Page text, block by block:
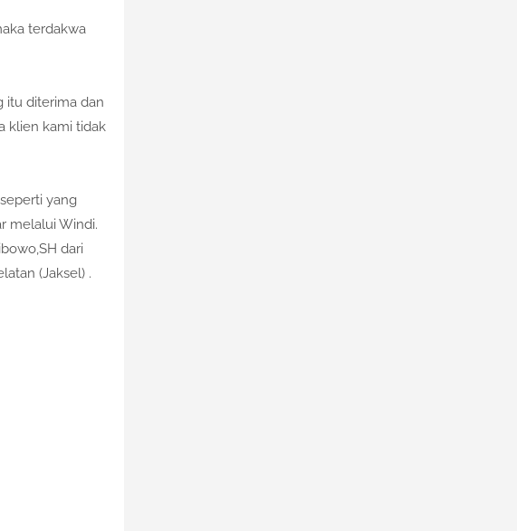
terdakwa
itu diterima dan
klien kami tidak
yang
melalui Windi.
dari
(Jaksel) .